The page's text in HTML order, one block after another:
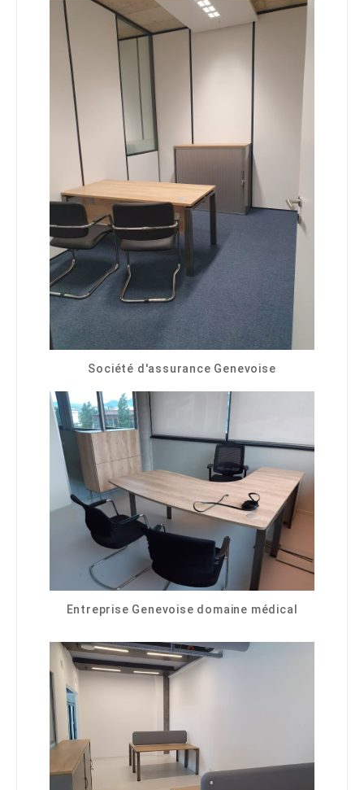
Société d'assurance Genevoise
Entreprise Genevoise domaine médical